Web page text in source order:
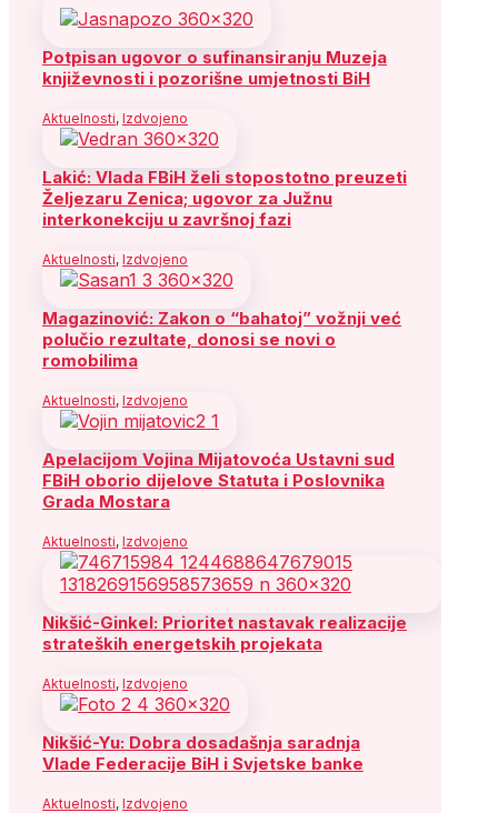
Potpisan ugovor o sufinansiranju Muzeja
književnosti i pozorišne umjetnosti BiH
Aktuelnosti, Izdvojeno
Lakić: Vlada FBiH želi stopostotno preuzeti
Željezaru Zenica; ugovor za Južnu
interkonekciju u završnoj fazi
Aktuelnosti, Izdvojeno
Magazinović: Zakon o “bahatoj” vožnji već
polučio rezultate, donosi se novi o
romobilima
Aktuelnosti, Izdvojeno
Apelacijom Vojina Mijatovoća Ustavni sud
FBiH oborio dijelove Statuta i Poslovnika
Grada Mostara
Aktuelnosti, Izdvojeno
Nikšić-Ginkel: Prioritet nastavak realizacije
strateških energetskih projekata
Aktuelnosti, Izdvojeno
Nikšić-Yu: Dobra dosadašnja saradnja
Vlade Federacije BiH i Svjetske banke
Aktuelnosti, Izdvojeno